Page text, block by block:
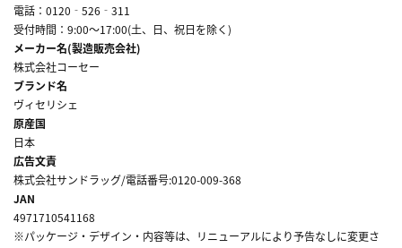
電話：0120‐526‐311
受付時間：9:00～17:00(土、日、祝日を除く)
メーカー名(製造販売会社)
株式会社コーセー
ブランド名
ヴィセリシェ
原産国
日本
広告文責
株式会社サンドラッグ/電話番号:0120-009-368
JAN
4971710541168
※パッケージ・デザイン・内容等は、リニューアルにより予告なしに変更さ